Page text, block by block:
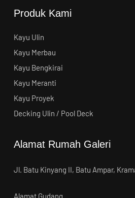
Produk Kami
Kayu Ulin
Kayu Merbau
Kayu Bengkirai
Kayu Meranti
Kayu Proyek
Decking Ulin / Pool Deck
Alamat Rumah Galeri
Jl. Batu Kinyang II, Batu Ampar,
Alamat Gudang